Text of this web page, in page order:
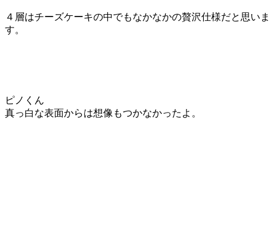
４層はチーズケーキの中でもなかなかの贅沢仕様だと思いま
す。
ピノくん
真っ白な表面からは想像もつかなかったよ。